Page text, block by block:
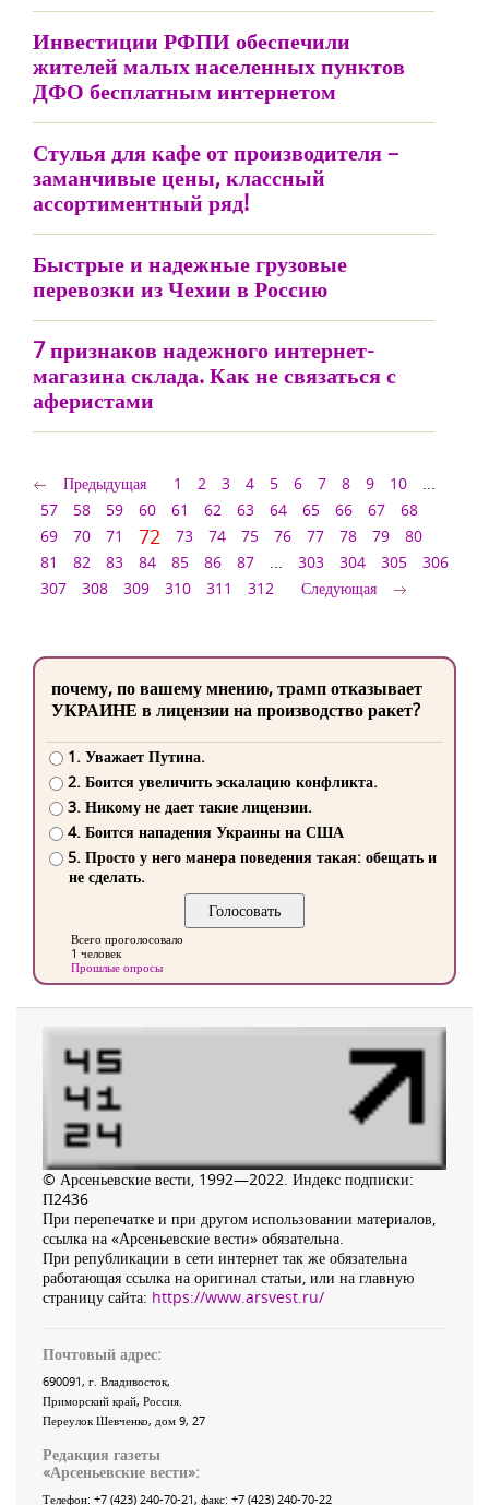
Инвестиции РФПИ обеспечили
жителей малых населенных пунктов
ДФО бесплатным интернетом
Стулья для кафе от производителя –
заманчивые цены, классный
ассортиментный ряд!
Быстрые и надежные грузовые
перевозки из Чехии в Россию
7 признаков надежного интернет-
магазина склада. Как не связаться с
аферистами
Предыдущая 1 2 3 4 5 6 7 8 9 10
...
57
58 59 60 61 62 63 64 65 66 67
68
69
70 71 72 73 74 75 76 77 78 79
80
81
82 83 84 85 86 87 ... 303 304 305
306
307
308 309 310 311 312 Следующая
почему, по вашему мнению, трамп отказывает
УКРАИНЕ в лицензии на производство ракет?
1. Уважает Путина.
2. Боится увеличить эскалацию конфликта.
3. Никому не дает такие лицензии.
4. Боится нападения Украины на США
5. Просто у него манера поведения такая: обещать и
не сделать.
Всего проголосовало
1 человек
Прошлые опросы
© Арсеньевские вести, 1992—2022. Индекс подписки:
П2436
При перепечатке и при другом использовании материалов,
ссылка на «Арсеньевские вести» обязательна.
При републикации в сети интернет так же обязательна
работающая ссылка на оригинал статьи, или на главную
страницу сайта: https://www.arsvest.ru/
Почтовый адрес:
690091, г. Владивосток,
Приморский край, Россия
Переулок Шевченко, дом 9, 27
Редакция газеты
«Арсеньевские вести»:
Телефон: +7 (423) 240-70-21, факс: +7 (423) 240-70-22